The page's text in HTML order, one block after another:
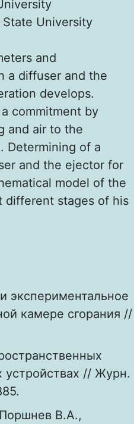
State University
and
a diffuser and the
develops.
commitment by
and air to the
Determining of a
and the ejector for
model of the
different stages of his
экспериментальное
камере сгорания //
устройствах // Журн.
В.А.,